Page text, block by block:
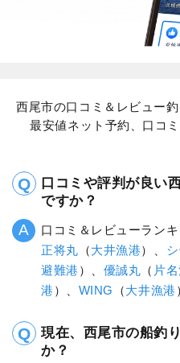
西尾市の口コミ＆レビュー
最安値ネット予約、口コ
口コミや評判が良い
ですか？
口コミ＆レビューラン
正将丸 （大井漁港）、
避難港 ）、 優誠丸 （ 片
港 ）、 WING （大井漁港
現在、西尾市の船釣
か？